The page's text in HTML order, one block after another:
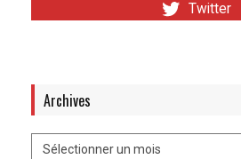
Twitter
Archives